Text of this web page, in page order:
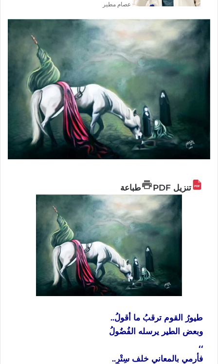
عصام مطير
تنزيل PDF طباعة
طيورُ القوم ترقبُ ما أقولُ..
وبعض الطير يرسله الفُضُولُ
،،
فأرمي بالمعاني خلف سِتْرٍ..